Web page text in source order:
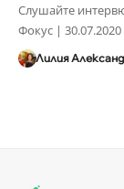
Слушайте
Фокус | 30.07.2020
Лилия